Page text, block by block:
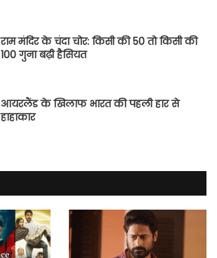
राम मंदिर के चंदा चोर: किसी की 50 तो किसी की
100 गुना बढ़ी हैसियत
आयरलैंड के खिलाफ भारत की पहली हार से
हाहाकार